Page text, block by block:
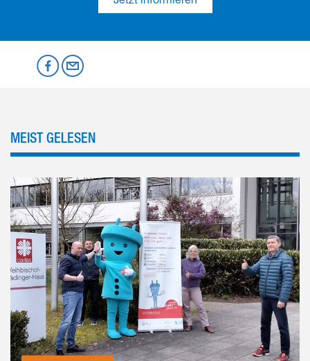
Mastodon
Facebook
per Email
MEIST GELESEN